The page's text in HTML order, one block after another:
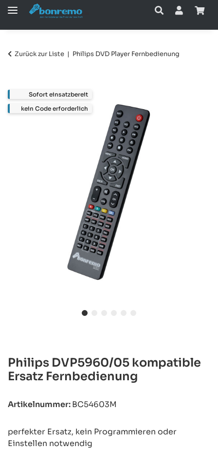
Zurück zur Liste Philips DVD Player Fernbedienung
Philips DVP5960/05 kompatible
Ersatz Fernbedienung
Artikelnummer:BC54603M
perfekter Ersatz, kein Programmieren oder
Einstellen notwendig